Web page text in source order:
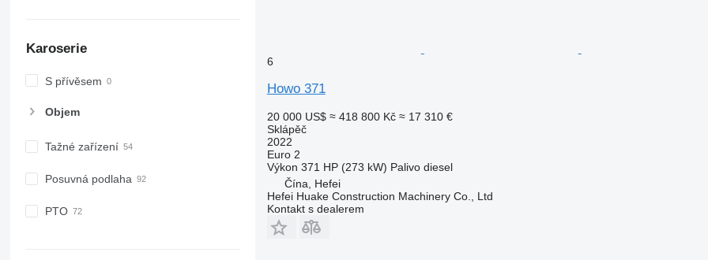
Karoserie
S přívěsem
Objem
Tažné zařízení
Posuvná podlaha
PTO
6
Howo 371
20 000 US$ ≈ 418 800 Kč ≈ 17 310 €
Sklápěč
2022
Euro 2
Výkon 371 HP (273 kW) Palivo diesel
Čína, Hefei
Hefei Huake Construction Machinery Co., Ltd
Kontakt s dealerem